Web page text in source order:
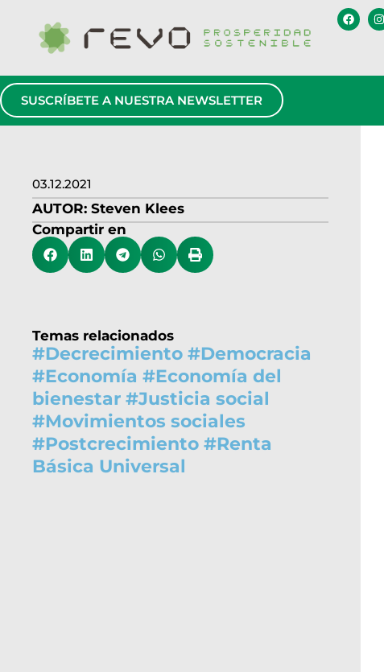
SUSCRÍBETE A NUESTRA NEWSLETTER
03.12.2021
AUTOR: Steven Klees
Compartir en
Temas relacionados
#Decrecimiento #Democracia
#Economía #Economía del
bienestar #Justicia social
#Movimientos sociales
#Postcrecimiento #Renta
Básica Universal